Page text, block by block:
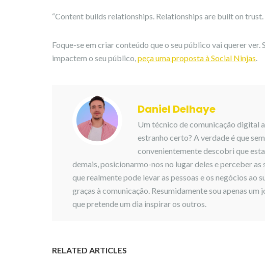
“Content builds relationships. Relationships are built on trust.
Foque-se em criar conteúdo que o seu público vai querer
impactem o seu público,peça uma proposta à Social Ninjas.
Daniel Delhaye
Um técnico de comunicação digital
estranho certo? A verdade é que
convenientemente descobri que
demais, posicionarmo-nos no lugar deles e perceber as
que realmente pode levar as pessoas e os negócios ao
graças à comunicação. Resumidamente sou apenas
que pretende um dia inspirar os outros.
RELATED ARTICLES